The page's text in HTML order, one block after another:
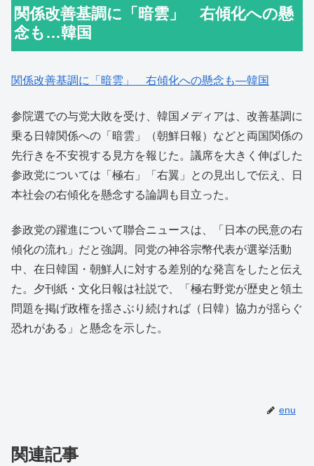
関係改善基調に「暗雲」 右傾化への懸
念も…韓国
関係改善基調に「暗雲」 右傾化への懸念も―韓国
参院選での与党大敗を受け、韓国メディアは、改善基調に
乗る日韓関係への「暗雲」（朝鮮日報）などと両国関係の
先行きを不安視する見方を報じた。議席を大きく伸ばした
参政党については「極右」「右翼」との見出しで伝え、日
本社会の右傾化を懸念する論調も目立った。
参政党の躍進について聯合ニュースは、「日本の民意の右
傾化の流れ」だと強調。同党の神谷宗幣代表が選挙活動
中、在日韓国・朝鮮人に対する差別的な発言をしたと伝え
た。夕刊紙・文化日報は社説で、「極右野党が歴史と領土
問題を掲げ政権を揺さぶり続ければ（日韓）協力が揺らぐ
恐れがある」と懸念を示した。
enu
関連記事